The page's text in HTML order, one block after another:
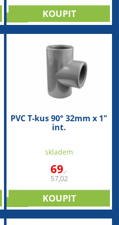
PVC T-kus 90° 32mm x 1"
int.
skladem
69,-
57,02